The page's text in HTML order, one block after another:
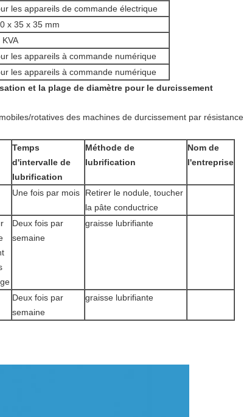
les appareils de commande électrique
x 35 x 35 mm
KVA
les appareils à commande numérique
les appareils à commande numérique
et la plage de diamètre pour le durcissement
rotatives des machines de durcissement par résistance.
Temps
d'intervalle de
lubrification
Méthode de
lubrification
Nom de
l'entreprise
Une fois par mois
Retirer le nodule, toucher
la pâte conductrice
Deux fois par
semaine
graisse lubrifiante
Deux fois par
semaine
graisse lubrifiante